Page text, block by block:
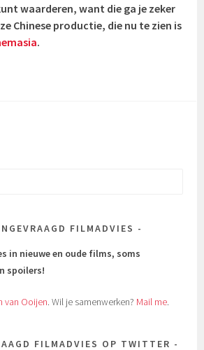
waarderen, want die ga je zeker
Chinese productie, die nu te zien is
.
FILMADVIES
in nieuwe en oude films, soms
spoilers!
van Ooijen. Wil je samenwerken? Mail me.
FILMADVIES OP TWITTER